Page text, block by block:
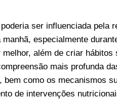
ser influenciada pela
manhã, especialmente
além de criar hábitos
mais profunda
como os mecanismos
de intervenções